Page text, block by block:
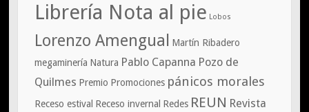
Librería Nota al pie Lobos
Lorenzo Amengual
Martín Ribadero
megaminería Natura Pablo Capanna Pozo de
Quilmes Premio Promociones pánicos morales
Receso estival Receso invernal Redes REUN Revista